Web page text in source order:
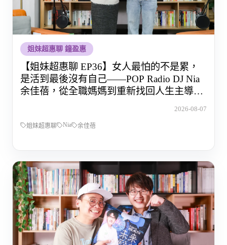
姐妹超惠聊 鐘盈惠
【姐妹超惠聊 EP36】女人最怕的不是累，
是活到最後沒有自己——POP Radio DJ Nia
余佳蓓，從全職媽媽到重新找回人生主導權
2026-08-07
姐妹超惠聊 Nia 余佳蓓